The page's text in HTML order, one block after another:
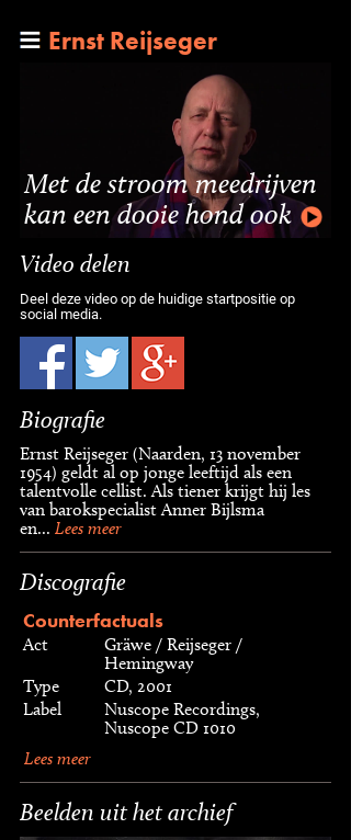
Ernst Reijseger
Met de stroom meedrijven
kan een dooie hond ook
Video delen
Deel deze video op de huidige startpositie op
social media.
Biografie
Ernst Reijseger (Naarden, 13 november
1954) geldt al op jonge leeftijd als een
talentvolle cellist. Als tiener krijgt hij les
van barokspecialist Anner Bijlsma
en... Lees meer
Discografie
Counterfactuals
Act
Gräwe / Reijseger /
Hemingway
Type
CD, 2001
Label
Nuscope Recordings,
Nuscope CD 1010
Lees meer
Beelden uit het archief